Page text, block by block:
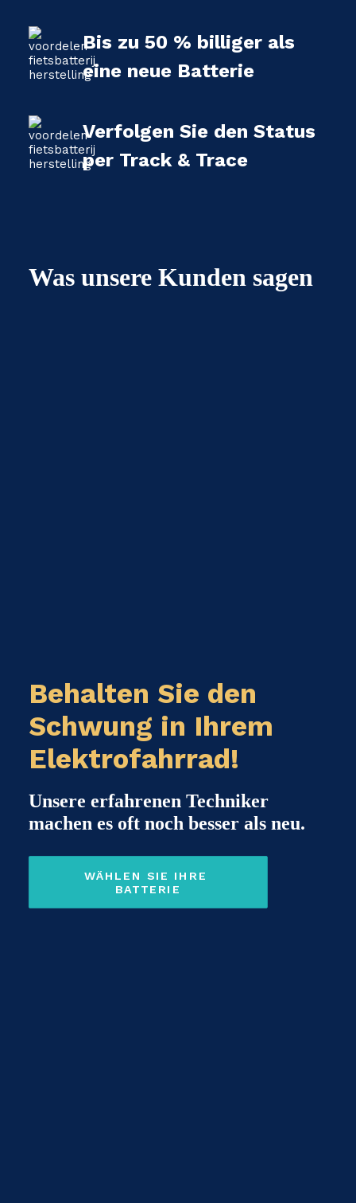
Bis zu 50 % billiger als
eine neue Batterie
Verfolgen Sie den Status
per Track & Trace
Was unsere Kunden sagen
Behalten Sie den
Schwung in Ihrem
Elektrofahrrad!
Unsere erfahrenen Techniker
machen es oft noch besser als neu.
WÄHLEN SIE IHRE
BATTERIE